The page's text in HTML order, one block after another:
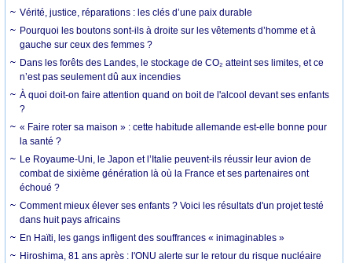
Vérité, justice, réparations : les clés d’une paix durable
Pourquoi les boutons sont-ils à droite sur les vêtements d’homme et à
gauche sur ceux des femmes ?
Dans les forêts des Landes, le stockage de CO₂ atteint ses limites, et ce
n’est pas seulement dû aux incendies
À quoi doit-on faire attention quand on boit de l'alcool devant ses enfants
?
« Faire roter sa maison » : cette habitude allemande est-elle bonne pour
la santé ?
Le Royaume-Uni, le Japon et l’Italie peuvent-ils réussir leur avion de
combat de sixième génération là où la France et ses partenaires ont
échoué ?
Comment mieux élever ses enfants ? Voici les résultats d'un projet testé
dans huit pays africains
En Haïti, les gangs infligent des souffrances « inimaginables »
Hiroshima, 81 ans après : l'ONU alerte sur le retour du risque nucléaire